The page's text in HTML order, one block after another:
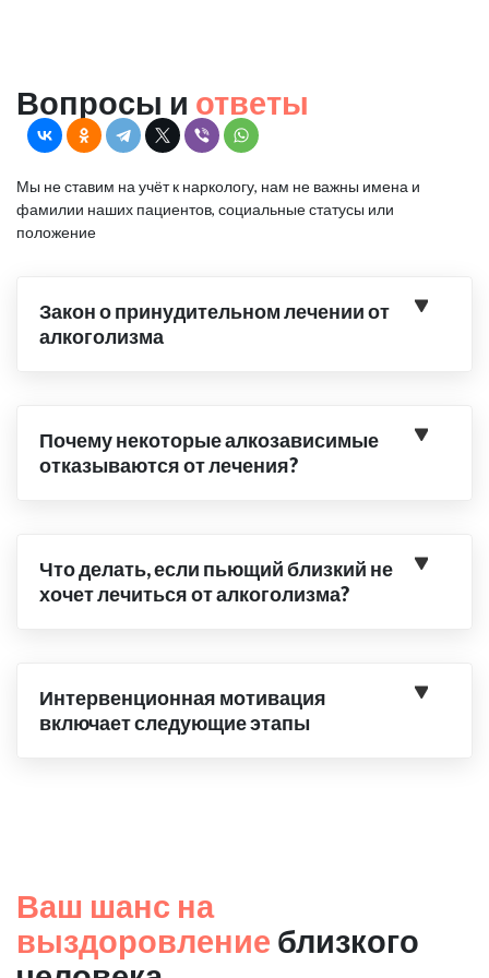
Вопросы и ответы
Мы не ставим на учёт к наркологу, нам не важны имена и
фамилии наших пациентов, социальные статусы или
положение
Закон о принудительном лечении от
алкоголизма
Почему некоторые алкозависимые
отказываются от лечения?
Что делать, если пьющий близкий не
хочет лечиться от алкоголизма?
Интервенционная мотивация
включает следующие этапы
Ваш шанс на
выздоровление близкого